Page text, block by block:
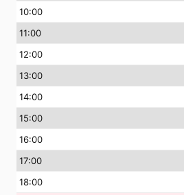
10:00
11:00
12:00
13:00
14:00
15:00
16:00
17:00
18:00